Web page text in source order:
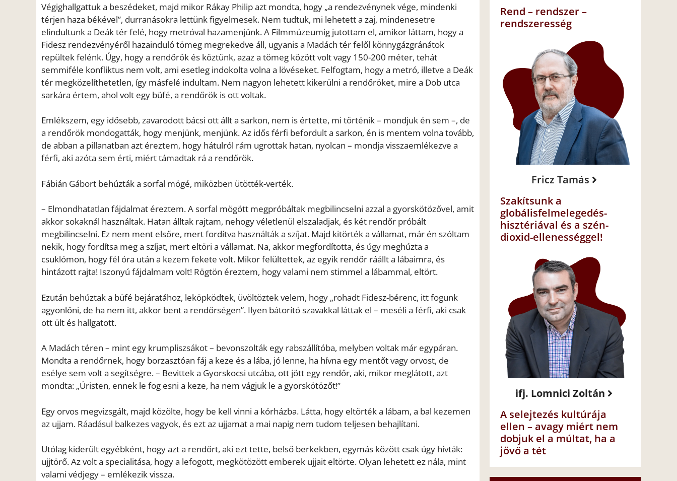
Végighallgattuk a beszédeket, majd mikor Rákay Philip azt mondta, hogy „a rendezvénynek vége, mindenki
térjen haza békével”, durranásokra lettünk figyelmesek. Nem tudtuk, mi lehetett a zaj, mindenesetre
elindultunk a Deák tér felé, hogy metróval hazamenjünk. A Filmmúzeumig jutottam el, amikor láttam, hogy a
Fidesz rendezvényéről hazainduló tömeg megrekedve áll, ugyanis a Madách tér felől könnygázgránátok
repültek felénk. Úgy, hogy a rendőrök és köztünk, azaz a tömeg között volt vagy 150-200 méter, tehát
semmiféle konfliktus nem volt, ami esetleg indokolta volna a lövéseket. Felfogtam, hogy a metró, illetve a Deák
tér megközelíthetetlen, így másfelé indultam. Nem nagyon lehetett kikerülni a rendőröket, mire a Dob utca
sarkára értem, ahol volt egy büfé, a rendőrök is ott voltak.
Emlékszem, egy idősebb, zavarodott bácsi ott állt a sarkon, nem is értette, mi történik – mondjuk én sem –, de
a rendőrök mondogatták, hogy menjünk, menjünk. Az idős férfi befordult a sarkon, én is mentem volna tovább,
de abban a pillanatban azt éreztem, hogy hátulról rám ugrottak hatan, nyolcan – mondja visszaemlékezve a
férfi, aki azóta sem érti, miért támadtak rá a rendőrök.
Fábián Gábort behúzták a sorfal mögé, miközben ütötték-verték.
– Elmondhatatlan fájdalmat éreztem. A sorfal mögött megpróbáltak megbilincselni azzal a gyorskötözővel, amit
akkor sokaknál használtak. Hatan álltak rajtam, nehogy véletlenül elszaladjak, és két rendőr próbált
megbilincselni. Ez nem ment elsőre, mert fordítva használták a szíjat. Majd kitörték a vállamat, már én szóltam
nekik, hogy fordítsa meg a szíjat, mert eltöri a vállamat. Na, akkor megfordította, és úgy meghúzta a
csuklómon, hogy fél óra után a kezem fekete volt. Mikor felültettek, az egyik rendőr ráállt a lábaimra, és
hintázott rajta! Iszonyú fájdalmam volt! Rögtön éreztem, hogy valami nem stimmel a lábammal, eltört.
Ezután behúztak a büfé bejáratához, leköpködtek, üvöltöztek velem, hogy „rohadt Fidesz-bérenc, itt fogunk
agyonlőni, de ha nem itt, akkor bent a rendőrségen”. Ilyen bátorító szavakkal láttak el – meséli a férfi, aki csak
ott ült és hallgatott.
A Madách téren – mint egy krumpliszsákot – bevonszolták egy rabszállítóba, melyben voltak már egypáran.
Mondta a rendőrnek, hogy borzasztóan fáj a keze és a lába, jó lenne, ha hívna egy mentőt vagy orvost, de
esélye sem volt a segítségre. – Bevittek a Gyorskocsi utcába, ott jött egy rendőr, aki, mikor meglátott, azt
mondta: „Úristen, ennek le fog esni a keze, ha nem vágjuk le a gyorskötözőt!”
Egy orvos megvizsgált, majd közölte, hogy be kell vinni a kórházba. Látta, hogy eltörték a lábam, a bal kezemen
az ujjam. Ráadásul balkezes vagyok, és ezt az ujjamat a mai napig nem tudom teljesen behajlítani.
Utólag kiderült egyébként, hogy azt a rendőrt, aki ezt tette, belső berkekben, egymás között csak úgy hívták:
ujjtörő. Az volt a specialitása, hogy a lefogott, megkötözött emberek ujjait eltörte. Olyan lehetett ez nála, mint
valami védjegy – emlékezik vissza.
Rend – rendszer –
rendszeresség
Fricz Tamás
Szakítsunk a
globálisfelmelegedés-
hisztériával és a szén-
dioxid-ellenességgel!
ifj. Lomnici Zoltán
A selejtezés kultúrája
ellen – avagy miért nem
dobjuk el a múltat, ha a
jövő a tét